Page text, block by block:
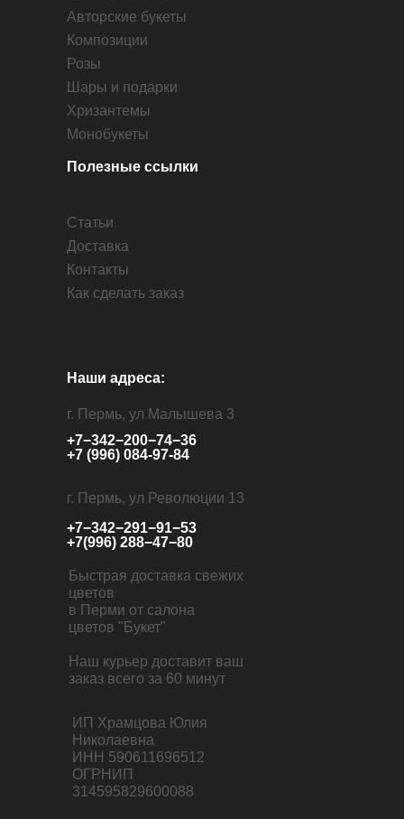
г. Пермь, ул Революции 13
г. Пермь, ул Малышева 3
Авторские букеты
Композиции
Розы
Шары и подарки
Хризантемы
Монобукеты
+7−342−291−91−53
+7(996) 288−47−80
+7−342−200−74−36
+7 (996) 084-97-84
Наши адреса:
Статьи
Доставка
Контакты
Как сделать заказ
Полезные ссылки
ИП Храмцова Юлия
Николаевна
ИНН 590611696512
ОГРНИП
314595829600088
Быстрая доставка свежих
цветов
в Перми от салона
цветов "Букет"
Наш курьер доставит ваш
заказ всего за 60 минут